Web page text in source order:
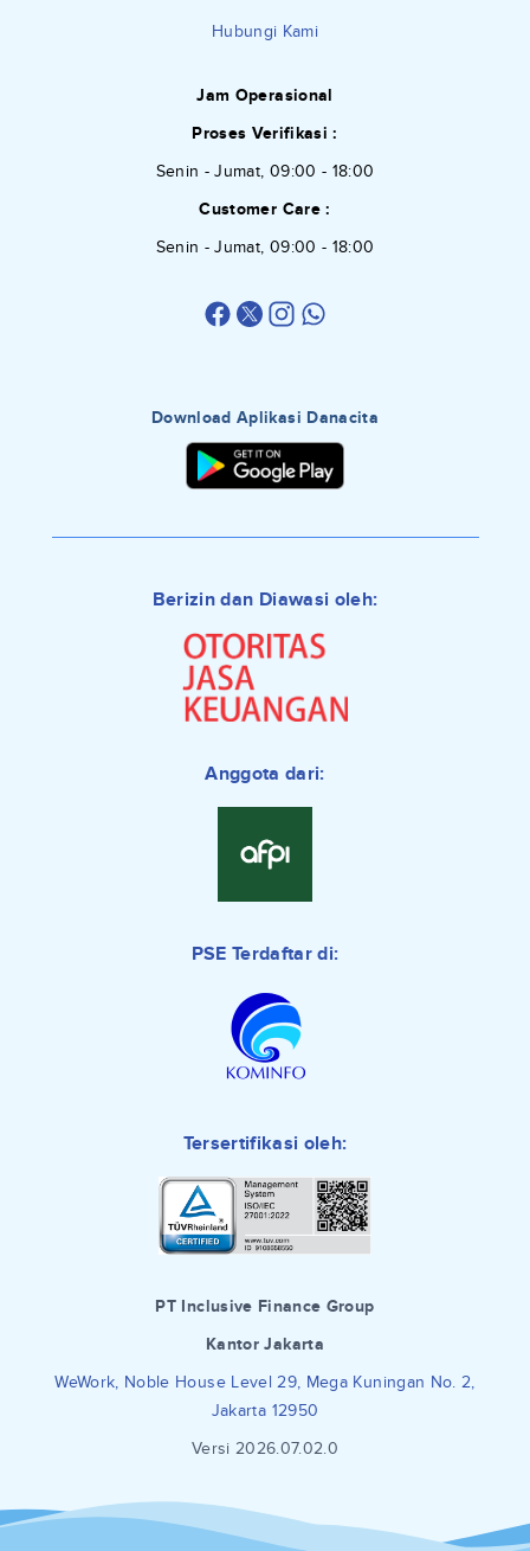
Hubungi Kami
Jam Operasional
Proses Verifikasi :
Senin - Jumat, 09:00 - 18:00
Customer Care :
Senin - Jumat, 09:00 - 18:00
Download Aplikasi Danacita
Berizin dan Diawasi oleh:
Anggota dari:
PSE Terdaftar di:
Tersertifikasi oleh:
PT Inclusive Finance Group
Kantor Jakarta
WeWork, Noble House Level 29, Mega Kuningan No. 2,
Jakarta 12950
Versi 2026.07.02.0